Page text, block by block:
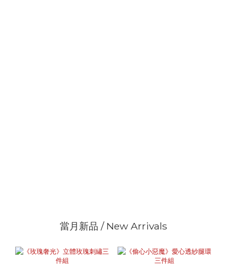
當月新品 / New Arrivals